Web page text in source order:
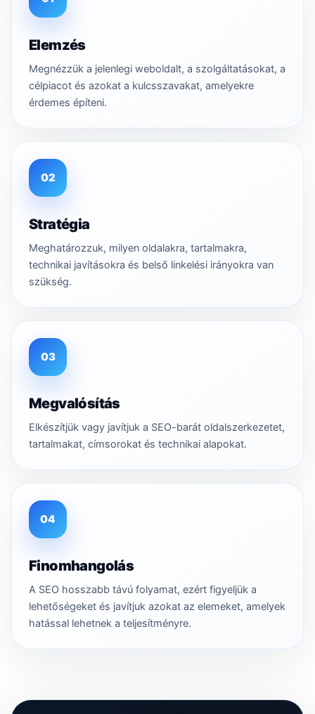
Elemzés
Megnézzük a jelenlegi weboldalt, a szolgáltatásokat, a
célpiacot és azokat a kulcsszavakat, amelyekre
érdemes építeni.
02
Stratégia
Meghatározzuk, milyen oldalakra, tartalmakra,
technikai javításokra és belső linkelési irányokra van
szükség.
03
Megvalósítás
Elkészítjük vagy javítjuk a SEO-barát oldalszerkezetet,
tartalmakat, címsorokat és technikai alapokat.
04
Finomhangolás
A SEO hosszabb távú folyamat, ezért figyeljük a
lehetőségeket és javítjuk azokat az elemeket, amelyek
hatással lehetnek a teljesítményre.